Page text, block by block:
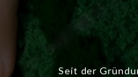
Seit der